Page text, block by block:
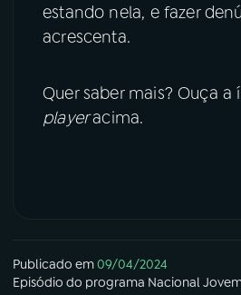
estando nela, e fazer
acrescenta.
Quer saber mais? Ouça
playeracima.
Publicado em09/04/2024
Episódio do programa Nacional